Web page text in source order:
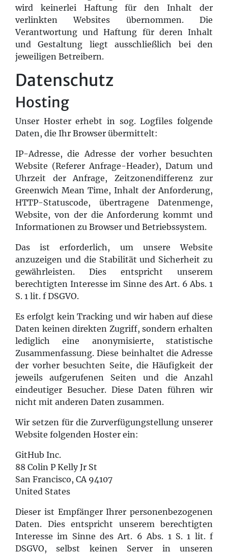
wird keinerlei Haftung für den Inhalt der
verlinkten Websites übernommen. Die
Verantwortung und Haftung für deren Inhalt
und Gestaltung liegt ausschließlich bei den
jeweiligen Betreibern.
Datenschutz
Hosting
Unser Hoster erhebt in sog. Logfiles folgende
Daten, die Ihr Browser übermittelt:
IP-Adresse, die Adresse der vorher besuchten
Website (Referer Anfrage-Header), Datum und
Uhrzeit der Anfrage, Zeitzonendifferenz zur
Greenwich Mean Time, Inhalt der Anforderung,
HTTP-Statuscode, übertragene Datenmenge,
Website, von der die Anforderung kommt und
Informationen zu Browser und Betriebssystem.
Das ist erforderlich, um unsere Website
anzuzeigen und die Stabilität und Sicherheit zu
gewährleisten. Dies entspricht unserem
berechtigten Interesse im Sinne des Art. 6 Abs. 1
S. 1 lit. f DSGVO.
Es erfolgt kein Tracking und wir haben auf diese
Daten keinen direkten Zugriff, sondern erhalten
lediglich eine anonymisierte, statistische
Zusammenfassung. Diese beinhaltet die Adresse
der vorher besuchten Seite, die Häufigkeit der
jeweils aufgerufenen Seiten und die Anzahl
eindeutiger Besucher. Diese Daten führen wir
nicht mit anderen Daten zusammen.
Wir setzen für die Zurverfügungstellung unserer
Website folgenden Hoster ein:
GitHub Inc.
88 Colin P Kelly Jr St
San Francisco, CA 94107
United States
Dieser ist Empfänger Ihrer personenbezogenen
Daten. Dies entspricht unserem berechtigten
Interesse im Sinne des Art. 6 Abs. 1 S. 1 lit. f
DSGVO, selbst keinen Server in unseren